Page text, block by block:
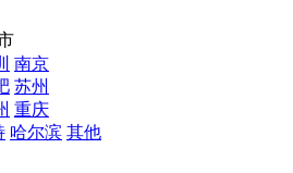
南京
苏州
重庆
哈尔滨 其他